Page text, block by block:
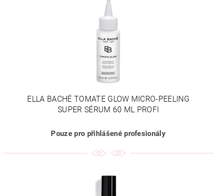
ELLA BACHÉ TOMATE GLOW MICRO-PEELING
SUPER SÉRUM 60 ML PROFI
Pouze pro přihlášené profesionály